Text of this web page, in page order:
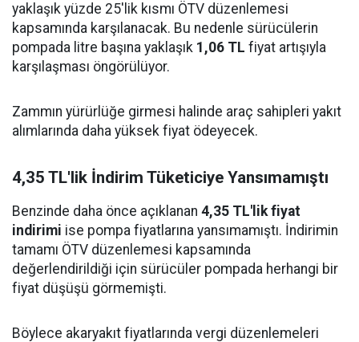
yaklaşık yüzde 25'lik kısmı ÖTV düzenlemesi
kapsamında karşılanacak. Bu nedenle sürücülerin
pompada litre başına yaklaşık 1,06 TL fiyat artışıyla
karşılaşması öngörülüyor.
Zammın yürürlüğe girmesi halinde araç sahipleri yakıt
alımlarında daha yüksek fiyat ödeyecek.
4,35 TL'lik İndirim Tüketiciye Yansımamıştı
Benzinde daha önce açıklanan 4,35 TL'lik fiyat
indirimi ise pompa fiyatlarına yansımamıştı. İndirimin
tamamı ÖTV düzenlemesi kapsamında
değerlendirildiği için sürücüler pompada herhangi bir
fiyat düşüşü görmemişti.
Böylece akaryakıt fiyatlarında vergi düzenlemeleri